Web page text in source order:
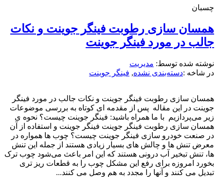
چسبان
همسان سازی رطوبت فینگر جوینت و نکات
جالب در مورد فینگر جوینت
نوشته شده توسط: مدیریت
در شاخه :دسته‌بندی نشده, فینگر جوینت
همسان سازی رطوبت فینگر جوینت و نکات جالب در مورد فینگر
جوینت در این مقاله پس از مقدمه ای کوتاه به بررسی موضوعات
زیر می‌پردازیم با ما همراه باشید: فینگر جوینت چیست؟ نحوه ی
همسان سازی رطوبت فینگر جوینت فینگر جوینت و استفاده از آن
در صنعت خودرو سازی فینگر جوینت چیست؟ چوب ها همواره در
معرض تنش ها و چالش های بسیار زیادی هستند از جمله این تنش
ها، تنش تبخیر آب درونی هستند که این امر باعث می‌شود چوب ترک
بخورد امروزه برای رفع این مشکل چوب را به قطعات ریز تری
تبدیل می کنند و آنها را مجدد به هم وصل می کنند...